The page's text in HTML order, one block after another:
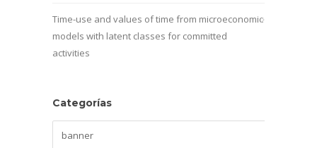
Time-use and values of time from microeconomic
models with latent classes for committed
activities
Categorías